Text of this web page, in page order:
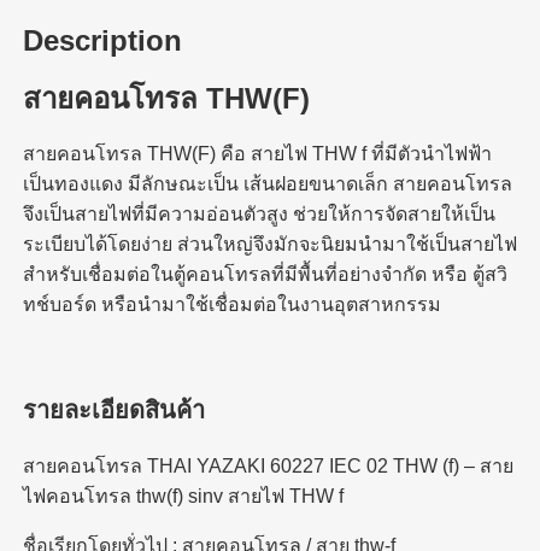
Description
สายคอนโทรล THW(F)
สายคอนโทรล THW(F) คือ สายไฟ THW f ที่มีตัวนำไฟฟ้า
เป็นทองแดง มีลักษณะเป็น เส้นฝอยขนาดเล็ก สายคอนโทรล
จึงเป็นสายไฟที่มีความอ่อนตัวสูง ช่วยให้การจัดสายให้เป็น
ระเบียบได้โดยง่าย ส่วนใหญ่จึงมักจะนิยมนำมาใช้เป็นสายไฟ
สำหรับเชื่อมต่อในตู้คอนโทรลที่มีพื้นที่อย่างจำกัด หรือ ตู้สวิ
ทช์บอร์ด หรือนำมาใช้เชื่อมต่อในงานอุตสาหกรรม
รายละเอียดสินค้า
สายคอนโทรล THAI YAZAKI 60227 IEC 02 THW (f) – สาย
ไฟคอนโทรล thw(f) sinv สายไฟ THW f
ชื่อเรียกโดยทั่วไป : สายคอนโทรล / สาย thw-f